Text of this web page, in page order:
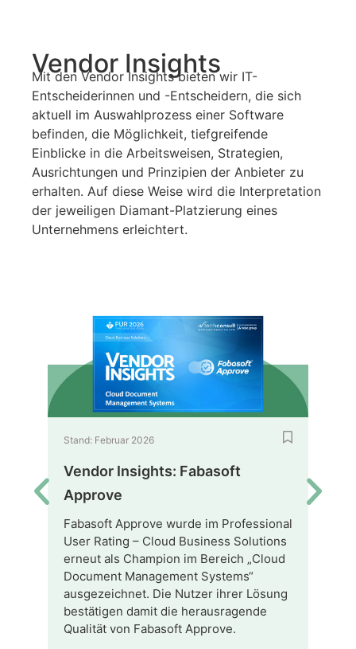
Vendor Insights
Mit den Vendor Insights bieten wir IT-
Entscheiderinnen und -Entscheidern, die sich
aktuell im Auswahlprozess einer Software
befinden, die Möglichkeit, tiefgreifende
Einblicke in die Arbeitsweisen, Strategien,
Ausrichtungen und Prinzipien der Anbieter zu
erhalten. Auf diese Weise wird die Interpretation
der jeweiligen Diamant-Platzierung eines
Unternehmens erleichtert.
Stand: Februar 2026
Vendor Insights: Fabasoft
Approve
Fabasoft Approve wurde im Professional
User Rating – Cloud Business Solutions
erneut als Champion im Bereich „Cloud
Document Management Systems“
ausgezeichnet. Die Nutzer ihrer Lösung
bestätigen damit die herausragende
Qualität von Fabasoft Approve.